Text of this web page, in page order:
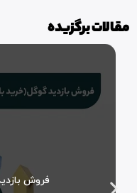
مقالات برگزیده
فروش